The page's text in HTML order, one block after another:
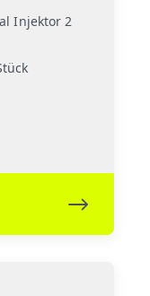
Injektor 2